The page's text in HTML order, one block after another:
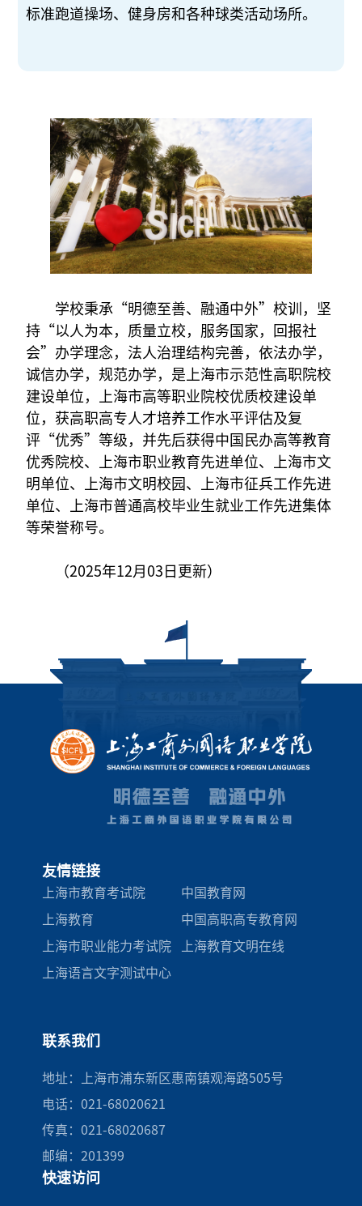
标准跑道操场、健身房和各种球类活动场所。
学校秉承“明德至善、融通中外”校训，坚
持“以人为本，质量立校，服务国家，回报社
会”办学理念，法人治理结构完善，依法办学，
诚信办学，规范办学，是上海市示范性高职院校
建设单位，上海市高等职业院校优质校建设单
位，获高职高专人才培养工作水平评估及复
评“优秀”等级，并先后获得中国民办高等教育
优秀院校、上海市职业教育先进单位、上海市文
明单位、上海市文明校园、上海市征兵工作先进
单位、上海市普通高校毕业生就业工作先进集体
等荣誉称号。
（2025年12月03日更新）
友情链接
上海市教育考试院 中国教育网
上海教育 中国高职高专教育网
上海市职业能力考试院 上海教育文明在线
上海语言文字测试中心
联系我们
地址：上海市浦东新区惠南镇观海路505号
电话：021-68020621
传真：021-68020687
邮编：201399
快速访问